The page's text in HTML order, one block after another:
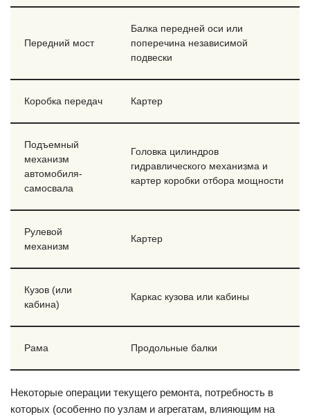
Передний мост
Балка передней оси или
поперечина независимой
подвески
Коробка передач Картер
Подъемный
механизм
автомобиля-
самосвала
Головка цилиндров
гидравлического механизма и
картер коробки отбора мощности
Рулевой
механизм
Картер
Кузов (или
кабина)
Каркас кузова или кабины
Рама Продольные балки
Некоторые операции текущего ремонта, потребность в
которых (особенно по узлам и агрегатам, влияющим на